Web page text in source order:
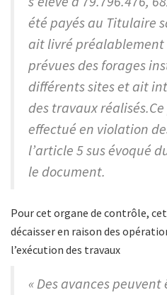
été payés au Titulaire
ait livré préalablement
prévues des forages
différents sites et ait
des travaux
effectué en violation
l’article 5 sus évoqué
le document.
Pour cet organe de contrôle,
décaisser en raison des
l’exécution des travaux
« Des avances